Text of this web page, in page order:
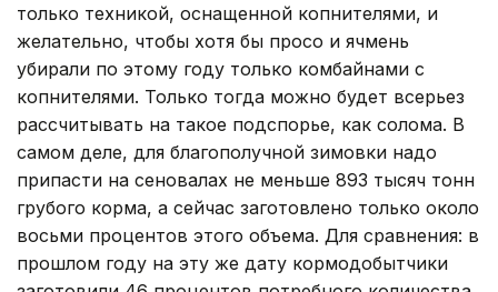
только техни­кой, оснащенной копнителями, и
желательно, чтобы хотя бы просо и ячмень
убирали по этому году только комбайнами с
копнителями. Только тогда можно будет всерьез
рассчитывать на такое подспорье, как солома. В
самом деле, для благополучной зимовки надо
припасти на сено­валах не меньше 893 тысяч тонн
грубого корма, а сейчас заготовле­но только около
восьми процентов этого объема. Для сравнения: в
прошлом году на эту же дату кормодобытчики